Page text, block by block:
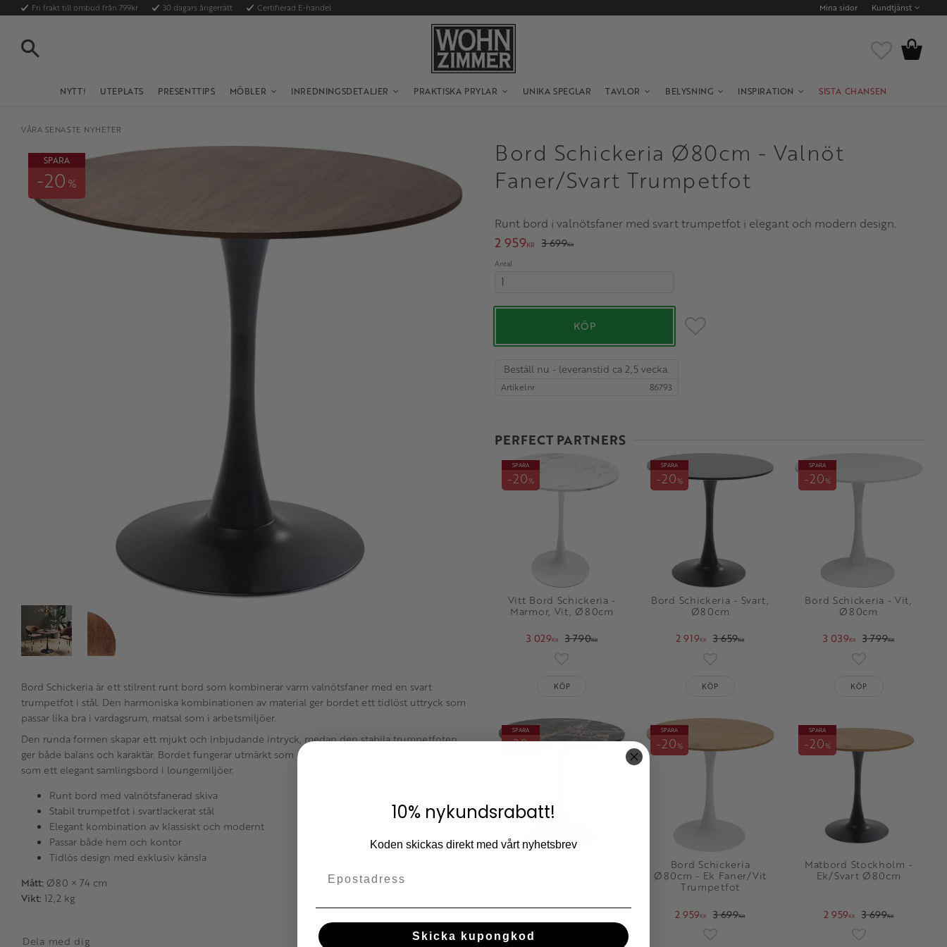
Fri frakt till ombud från 799kr 30 dagars ångerrätt Certifierad E-handel Mina sidor Kundtjänst
NYTT! UTEPLATS PRESENTTIPS MÖBLER INREDNINGSDETALJER PRAKTISKA PRYLAR UNIKA SPEGLAR TAVLOR BELYSNING INSPIRATION SISTA CHANSEN
Favoriter
Kundvagn
VÅRA SENASTE NYHETER
Bord Schickeria Ø80cm - Valnöt
Faner/Svart Trumpetfot
Runt bord i valnötsfaner med svart trumpetfot i elegant och modern design.
SPARA
20 %
Nedsatt pris:
2 959KR Ordinarie pris:
3 699KR
Antal
KÖP Lägg till i favoriter
Beställ nu - leveranstid ca 2,5 vecka.
Artikelnr 86793
PERFECT PARTNERS
Vitt Bord Schickeria -
Marmor, Vit, Ø80cm
3 029KR 3 790KR
SPARA
20%
KÖP
Bord Schickeria - Svart,
Ø80cm
2 919KR 3 659KR
SPARA
20%
KÖP
Bord Schickeria - Vit,
Ø80cm
3 039KR 3 799KR
SPARA
20%
Lägg till i
KÖP
SPARA
20
Lägg till i favoriter
Bord Schickeria
Ø80cm - Ek Faner/Vit
Trumpetfot
2 959KR 3 699KR
SPARA
20%
Matbord Stockholm -
Ek/Svart Ø80cm
2 959KR 3 699KR
SPARA
20%
Lägg till i
Bord Schickeria är ett stilrent runt bord som kombinerar varm valnötsfaner med en svart
trumpetfot i stål. Den harmoniska kombinationen av material ger bordet ett tidlöst uttryck som
passar lika bra i vardagsrum, matsal som i arbetsmiljöer.
Den runda formen skapar ett mjukt och inbjudande intryck, medan den stabila trumpetfoten
ger både balans och karaktär. Bordet fungerar utmärkt som matbord i mindre utrymmen eller
som ett elegant samlingsbord i loungemiljöer.
Runt bord med valnötsfanerad skiva
Stabil trumpetfot i svartlackerat stål
Elegant kombination av klassiskt och modernt
Passar både hem och kontor
Tidlös design med exklusiv känsla
Mått: Ø80 × 74 cm
Vikt: 12,2 kg
Dela med dig
10% nykundsrabatt!
Koden skickas direkt med vårt nyhetsbrev
Skicka kupongkod